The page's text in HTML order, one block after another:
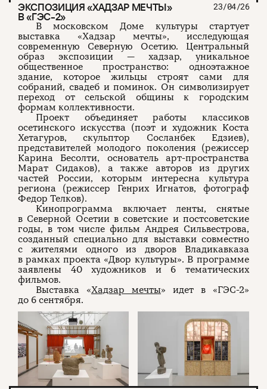
ЭКСПОЗИЦИЯ «ХАДЗАР МЕЧТЫ»
В «ГЭС-2»
23/04/26
В московском Доме культуры стартует
выставка «Хадзар мечты», исследующая
современную Северную Осетию. Центральный
образ экспозиции — хадзар, уникальное
общественное пространство: одноэтажное
здание, которое жильцы строят сами для
собраний, свадеб и поминок. Он символизирует
переход от сельской общины к городским
формам коллективности.
Проект объединяет работы классиков
осетинского искусства (поэт и художник Коста
Хетагуров, скульптор Сосланбек Едзиев),
представителей молодого поколения (режиссер
Карина Бесолти, основатель арт-пространства
Марат Сидаков), а также авторов из других
частей России, которым интересна культура
региона (режиссер Генрих Игнатов, фотограф
Федор Телков).
Кинопрограмма включает ленты, снятые
в Северной Осетии в советские и постсоветские
годы, в том числе фильм Андрея Сильвестрова,
созданный специально для выставки совместно
с жителями одного из дворов Владикавказа
в рамках проекта «Двор культуры». В программе
заявлены 40 художников и 6 тематических
фильмов.
Выставка «Хадзар мечты» идет в «ГЭС-2»
до 6 сентября.